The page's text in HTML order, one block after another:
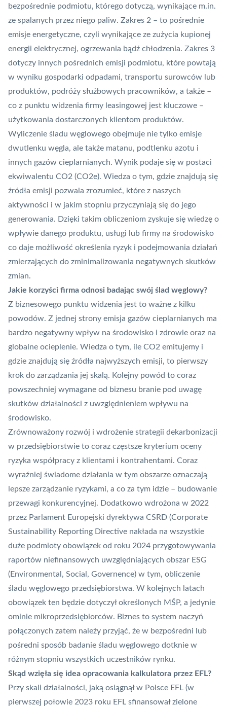
bezpośrednie podmiotu, którego dotyczą, wynikające m.in.
ze spalanych przez niego paliw. Zakres 2 – to pośrednie
emisje energetyczne, czyli wynikające ze zużycia kupionej
energii elektrycznej, ogrzewania bądź chłodzenia. Zakres 3
dotyczy innych pośrednich emisji podmiotu, które powtają
w wyniku gospodarki odpadami, transportu surowców lub
produktów, podróży służbowych pracowników, a także –
co z punktu widzenia firmy leasingowej jest kluczowe –
użytkowania dostarczonych klientom produktów.
Wyliczenie śladu węglowego obejmuje nie tylko emisje
dwutlenku węgla, ale także matanu, podtlenku azotu i
innych gazów cieplarnianych. Wynik podaje się w postaci
ekwiwalentu CO2 (CO2e). Wiedza o tym, gdzie znajdują się
źródła emisji pozwala zrozumieć, które z naszych
aktywności i w jakim stopniu przyczyniają się do jego
generowania. Dzięki takim obliczeniom zyskuje się wiedzę o
wpływie danego produktu, usługi lub firmy na środowisko
co daje możliwość określenia ryzyk i podejmowania działań
zmierzających do zminimalizowania negatywnych skutków
zmian.
Jakie korzyści firma odnosi badając swój ślad węglowy?
Z biznesowego punktu widzenia jest to ważne z kilku
powodów. Z jednej strony emisja gazów cieplarnianych ma
bardzo negatywny wpływ na środowisko i zdrowie oraz na
globalne ocieplenie. Wiedza o tym, ile CO2 emitujemy i
gdzie znajdują się źródła najwyższych emisji, to pierwszy
krok do zarządzania jej skalą. Kolejny powód to coraz
powszechniej wymagane od biznesu branie pod uwagę
skutków działalności z uwzględnieniem wpływu na
środowisko.
Zrównoważony rozwój i wdrożenie strategii dekarbonizacji
w przedsiębiorstwie to coraz częstsze kryterium oceny
ryzyka współpracy z klientami i kontrahentami. Coraz
wyraźniej świadome działania w tym obszarze oznaczają
lepsze zarządzanie ryzykami, a co za tym idzie – budowanie
przewagi konkurencyjnej. Dodatkowo wdrożona w 2022
przez Parlament Europejski dyrektywa CSRD (Corporate
Sustainability Reporting Directive nakłada na wszystkie
duże podmioty obowiązek od roku 2024 przygotowywania
raportów niefinansowych uwzględniających obszar ESG
(Environmental, Social, Governence) w tym, obliczenie
śladu węglowego przedsiębiorstwa. W kolejnych latach
obowiązek ten będzie dotyczył określonych MŚP, a jedynie
ominie mikroprzedsiębiorców. Biznes to system naczyń
połączonych zatem należy przyjąć, że w bezpośredni lub
pośredni sposób badanie śladu węglowego dotknie w
różnym stopniu wszystkich uczestników rynku.
Skąd wzięła się idea opracowania kalkulatora przez EFL?
Przy skali działalności, jaką osiągnął w Polsce EFL (w
pierwszej połowie 2023 roku EFL sfinansował zielone